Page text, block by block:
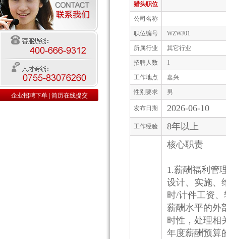
企业招聘下单 简历在线提交
猎头职位
公司名称
职位编号 WZWJ01
所属行业 其它行业
招聘人数 1
工作地点 嘉兴
性别要求 男
发布日期 2026-06-10
工作经验 8年以上
核心职责
1.薪酬福利管
设计、实施、
时/计件工资
薪酬水平的外
时性，处理相
年度薪酬预算